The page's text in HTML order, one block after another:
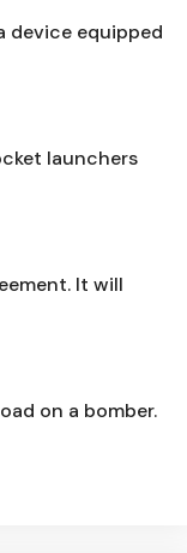
device equipped
launchers
It will
on a bomber.